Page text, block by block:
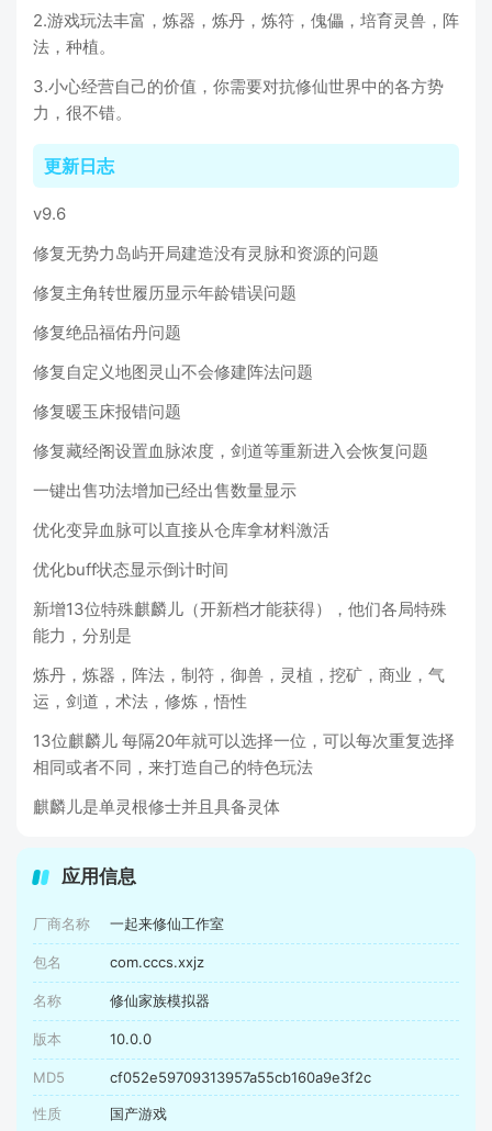
2.游戏玩法丰富，炼器，炼丹，炼符，傀儡，培育灵兽，阵
法，种植。
3.小心经营自己的价值，你需要对抗修仙世界中的各方势
力，很不错。
更新日志
v9.6
修复无势力岛屿开局建造没有灵脉和资源的问题
修复主角转世履历显示年龄错误问题
修复绝品福佑丹问题
修复自定义地图灵山不会修建阵法问题
修复暖玉床报错问题
修复藏经阁设置血脉浓度，剑道等重新进入会恢复问题
一键出售功法增加已经出售数量显示
优化变异血脉可以直接从仓库拿材料激活
优化buff状态显示倒计时间
新增13位特殊麒麟儿（开新档才能获得），他们各局特殊
能力，分别是
炼丹，炼器，阵法，制符，御兽，灵植，挖矿，商业，气
运，剑道，术法，修炼，悟性
13位麒麟儿 每隔20年就可以选择一位，可以每次重复选择
相同或者不同，来打造自己的特色玩法
麒麟儿是单灵根修士并且具备灵体
应用信息
厂商名称 一起来修仙工作室
包名 com.cccs.xxjz
名称 修仙家族模拟器
版本 10.0.0
MD5 cf052e59709313957a55cb160a9e3f2c
性质 国产游戏